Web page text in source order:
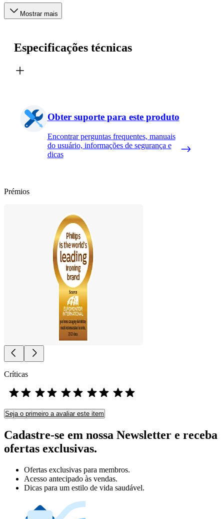
Mostrar mais
Especificações técnicas
Obter suporte para este produto
Encontrar perguntas frequentes, manuais
do usuário, informações de segurança e
dicas
Prémios
Críticas
Seja o primeiro a avaliar este item
Cadastre-se em nossa Newsletter e receba
ofertas exclusivas.
Ofertas exclusivas para membros.
Acesso antecipado às vendas.
Dicas para um estilo de vida saudável.